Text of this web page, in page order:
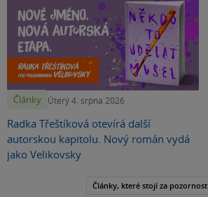
Články Úterý 4. srpna 2026
Radka Třeštíková otevírá další
autorskou kapitolu. Nový román vydá
jako Velikovsky
Články, které stojí za pozornost